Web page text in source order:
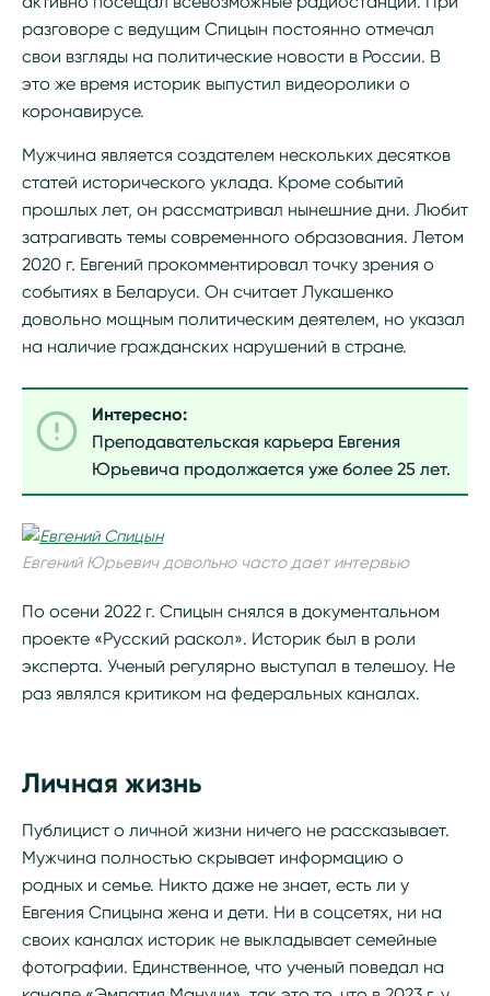
разговоре с ведущим Спицын постоянно отмечал
свои взгляды на политические новости в России. В
это же время историк выпустил видеоролики о
коронавирусе.
Мужчина является создателем нескольких десятков
статей исторического уклада. Кроме событий
прошлых лет, он рассматривал нынешние дни. Любит
затрагивать темы современного образования. Летом
2020 г. Евгений прокомментировал точку зрения о
событиях в Беларуси. Он считает Лукашенко
довольно мощным политическим деятелем, но указал
на наличие гражданских нарушений в стране.
Интересно:
Преподавательская карьера Евгения
Юрьевича продолжается уже более 25 лет.
Евгений Юрьевич довольно часто дает интервью
По осени 2022 г. Спицын снялся в документальном
проекте «Русский раскол». Историк был в роли
эксперта. Ученый регулярно выступал в телешоу. Не
раз являлся критиком на федеральных каналах.
Личная жизнь
Публицист о личной жизни ничего не рассказывает.
Мужчина полностью скрывает информацию о
родных и семье. Никто даже не знает, есть ли у
Евгения Спицына жена и дети. Ни в соцсетях, ни на
своих каналах историк не выкладывает семейные
фотографии. Единственное, что ученый поведал на